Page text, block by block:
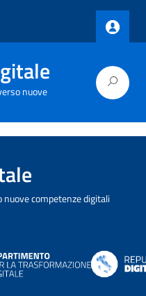
nuove
competenze digitali